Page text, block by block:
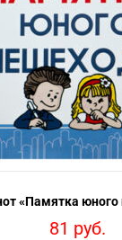
«Памятка
81 руб.